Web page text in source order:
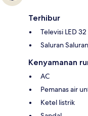
Terhibur
Televisi LED
Saluran
Kenyamanan
AC
Pemanas air
Ketel listrik